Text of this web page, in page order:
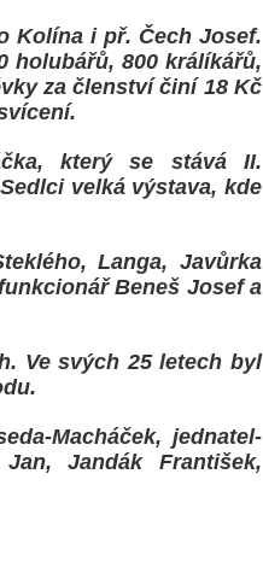
Kolína i př. Čech Josef.
holubářů, 800 králíkářů,
za členství činí 18 Kč
který se stává II.
velká výstava, kde
Langa, Javůrka
Beneš Josef a
Ve svých 25 letech byl
Macháček, jednatel-
Jandák František,